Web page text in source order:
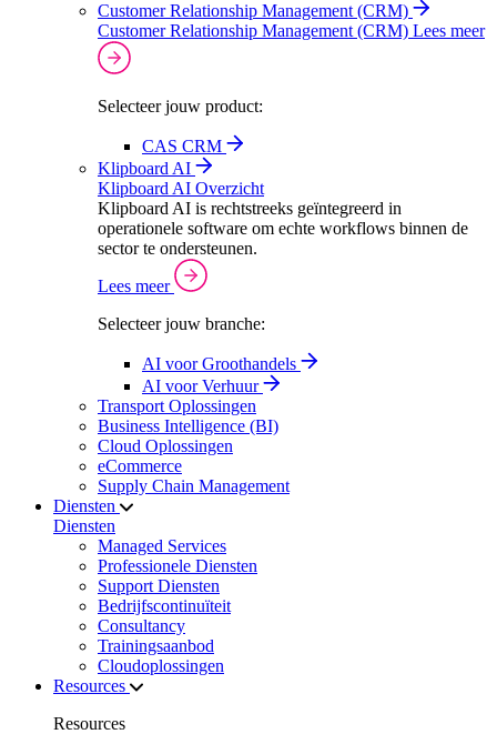
Customer Relationship Management (CRM)
Customer Relationship Management (CRM) Lees meer
Selecteer jouw product:
CAS CRM
Klipboard AI
Klipboard AI Overzicht
Klipboard AI is rechtstreeks geïntegreerd in
operationele software om echte workflows binnen de
sector te ondersteunen.
Lees meer
Selecteer jouw branche:
AI voor Groothandels
AI voor Verhuur
Transport Oplossingen
Business Intelligence (BI)
Cloud Oplossingen
eCommerce
Supply Chain Management
Diensten
Diensten
Managed Services
Professionele Diensten
Support Diensten
Bedrijfscontinuïteit
Consultancy
Trainingsaanbod
Cloudoplossingen
Resources
Resources